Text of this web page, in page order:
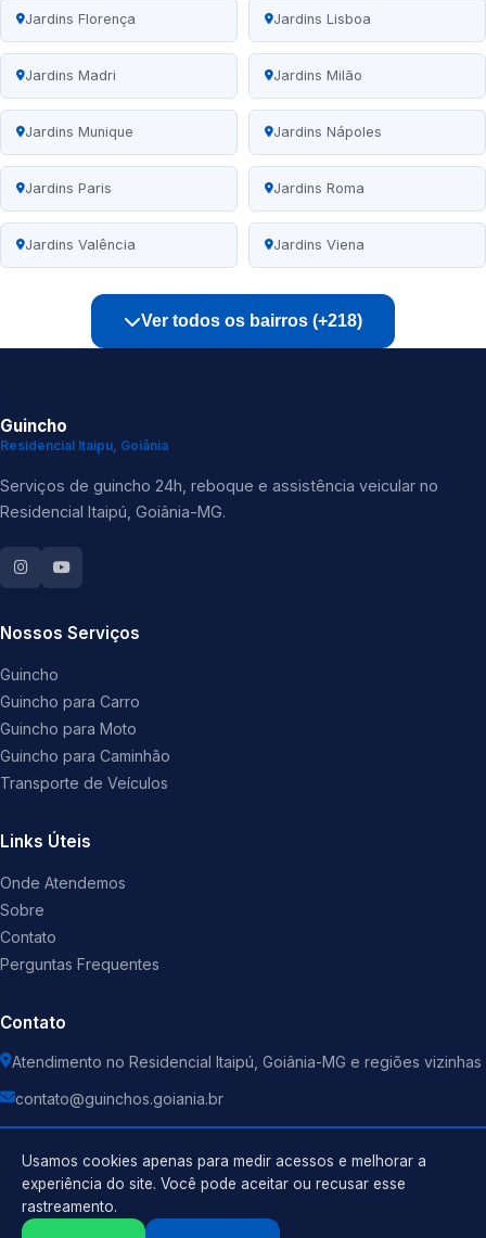
Jardins Florença Jardins Lisboa
Jardins Madri Jardins Milão
Jardins Munique Jardins Nápoles
Jardins Paris Jardins Roma
Jardins Valência Jardins Viena
Ver todos os bairros (+218)
Guincho
Residencial Itaipu, Goiânia
Serviços de guincho 24h, reboque e assistência veicular no
Residencial Itaipú, Goiânia-MG.
Nossos Serviços
Guincho
Guincho para Carro
Guincho para Moto
Guincho para Caminhão
Transporte de Veículos
Links Úteis
Onde Atendemos
Sobre
Contato
Perguntas Frequentes
Contato
Atendimento no Residencial Itaipú, Goiânia-MG e regiões vizinhas
contato@guinchos.goiania.br
Usamos cookies apenas para medir acessos e melhorar a
experiência do site. Você pode aceitar ou recusar esse
rastreamento.